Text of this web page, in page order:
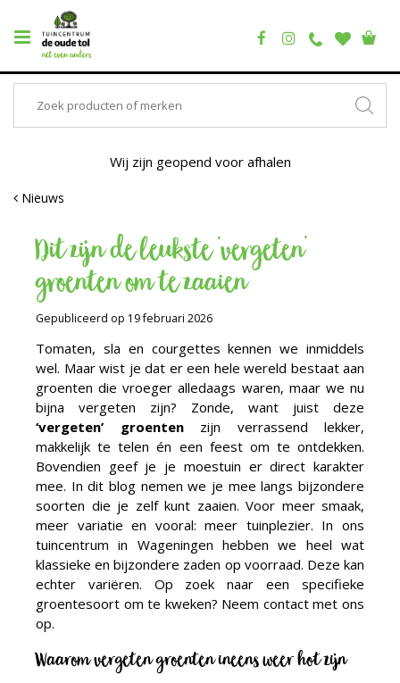
Wij zijn geopend voor afhalen
Nieuws
Dit zijn de leukste ‘vergeten’
groenten om te zaaien
Gepubliceerd op 19 februari 2026
Tomaten, sla en courgettes kennen we inmiddels
wel. Maar wist je dat er een hele wereld bestaat aan
groenten die vroeger alledaags waren, maar we nu
bijna vergeten zijn? Zonde, want juist deze
‘vergeten’ groentenzijn verrassend lekker,
makkelijk te telen én een feest om te ontdekken.
Bovendien geef je je moestuin er direct karakter
mee. In dit blog nemen we je mee langs bijzondere
soorten die je zelf kunt zaaien. Voor meer smaak,
meer variatie en vooral: meer tuinplezier. In ons
tuincentrum in Wageningen hebben we heel wat
klassieke en bijzondere zaden op voorraad. Deze kan
echter variëren. Op zoek naar een specifieke
groentesoort om te kweken? Neem contact met ons
op.
Waarom vergeten groenten ineens weer hot zijn